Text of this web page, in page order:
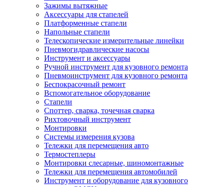
Зажимы вытяжные
Аксессуары для стапелей
Платформенные стапели
Напольные стапели
Телескопические измерительные линейки
Пневмогидравлические насосы
Инструмент и аксессуары
Ручной инструмент для кузовного ремонта
Пневмоинструмент для кузовного ремонта
Беспокрасочный ремонт
Вспомогательное оборудование
Стапели
Споттер, сварка, точечная сварка
Рихтовочный инструмент
Монтировки
Системы измерения кузова
Тележки для перемещения авто
Термостеплеры
Монтировки слесарные, шиномонтажные
Тележки для перемещения автомобилей
Инструмент и оборудование для кузовного